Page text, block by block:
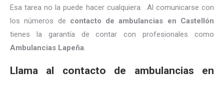
Esa tarea no la puede hacer cualquiera. Al comunicarse con
los números de contacto de ambulancias en Castellón
tienes la garantía de contar con profesionales como
Ambulancias Lapeña.
Llama al contacto de ambulancias en